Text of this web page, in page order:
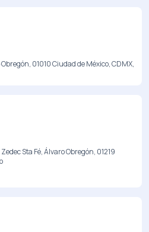
01010 Ciudad de México, CDMX,
Sta Fé, Álvaro Obregón, 01219